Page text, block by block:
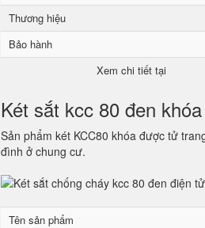
Thương hiệu
Bảo hành
Xem chi tiết tại
Két sắt kcc 80 đen
Sản phẩm két KCC80 khóa được tử
đình ở chung cư.
Tên sản phẩm